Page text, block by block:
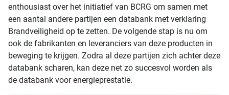
enthousiast over het initiatief van BCRG om samen met
een aantal andere partijen een databank met verklaring
Brandveiligheid op te zetten. De volgende stap is nu om
ook de fabrikanten en leveranciers van deze producten in
beweging te krijgen. Zodra al deze partijen zich achter deze
databank scharen, kan deze net zo succesvol worden als
de databank voor energieprestatie.